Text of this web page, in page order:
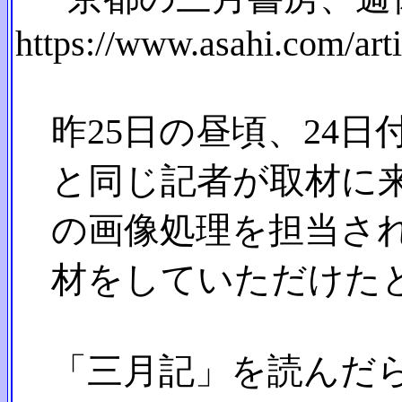
https://www.asahi.com/
昨25日の昼頃、24日
と同じ記者が取材に
の画像処理を担当さ
材をしていただけた
「三月記」を読んだ